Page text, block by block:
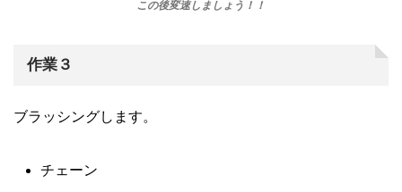
この後変速しましょう！！
作業３
ブラッシングします。
チェーン